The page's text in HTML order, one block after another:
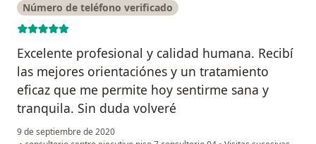
Número de teléfono verificado
Excelente profesional y calidad humana. Recibí
las mejores orientaciónes y un tratamiento
eficaz que me permite hoy sentirme sana y
tranquila. Sin duda volveré
9 de septiembre de 2020